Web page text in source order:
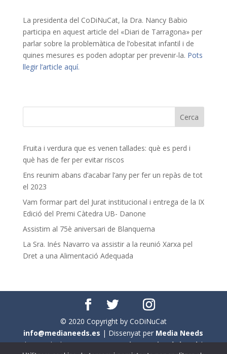
La presidenta del CoDiNuCat, la Dra. Nancy Babio
participa en aquest article del «Diari de Tarragona» per
parlar sobre la problemàtica de l’obesitat infantil i de
quines mesures es poden adoptar per prevenir-la. Pots
llegir l’article aquí.
Fruita i verdura que es venen tallades: què es perd i
què has de fer per evitar riscos
Ens reunim abans d’acabar l’any per fer un repàs de tot
el 2023
Vam formar part del Jurat institucional i entrega de la IX
Edició del Premi Càtedra UB- Danone
Assistim al 75è aniversari de Blanquerna
La Sra. Inés Navarro va assistir a la reunió Xarxa pel
Dret a una Alimentació Adequada
© 2020 Copyright by CoDiNuCat
info@medianeeds.es | Dissenyat per Media Needs
| Tots els drets reservats aCoDiNuCat |Avís legal|